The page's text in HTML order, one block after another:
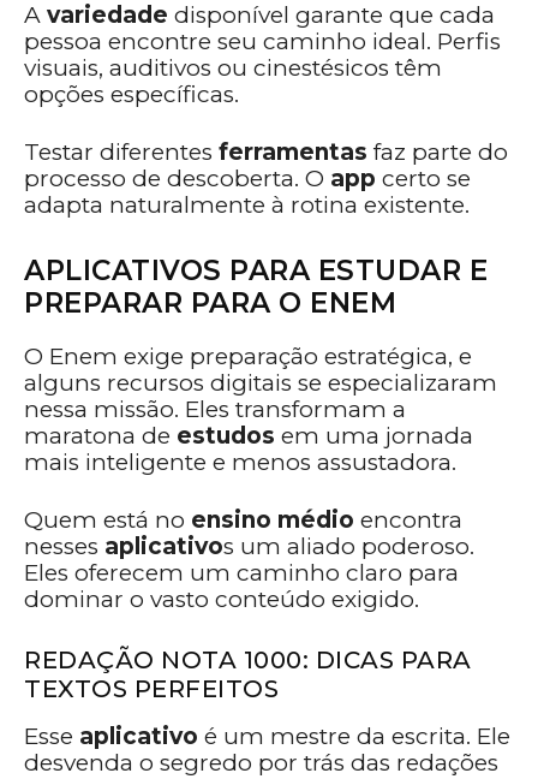
A variedade disponível garante que cada
pessoa encontre seu caminho ideal. Perfis
visuais, auditivos ou cinestésicos têm
opções específicas.
Testar diferentes ferramentas faz parte do
processo de descoberta. O app certo se
adapta naturalmente à rotina existente.
APLICATIVOS PARA ESTUDAR E
PREPARAR PARA O ENEM
O Enem exige preparação estratégica, e
alguns recursos digitais se especializaram
nessa missão. Eles transformam a
maratona de estudos em uma jornada
mais inteligente e menos assustadora.
Quem está no ensino médio encontra
nesses aplicativos um aliado poderoso.
Eles oferecem um caminho claro para
dominar o vasto conteúdo exigido.
REDAÇÃO NOTA 1000: DICAS PARA
TEXTOS PERFEITOS
Esse aplicativo é um mestre da escrita. Ele
desvenda o segredo por trás das redações